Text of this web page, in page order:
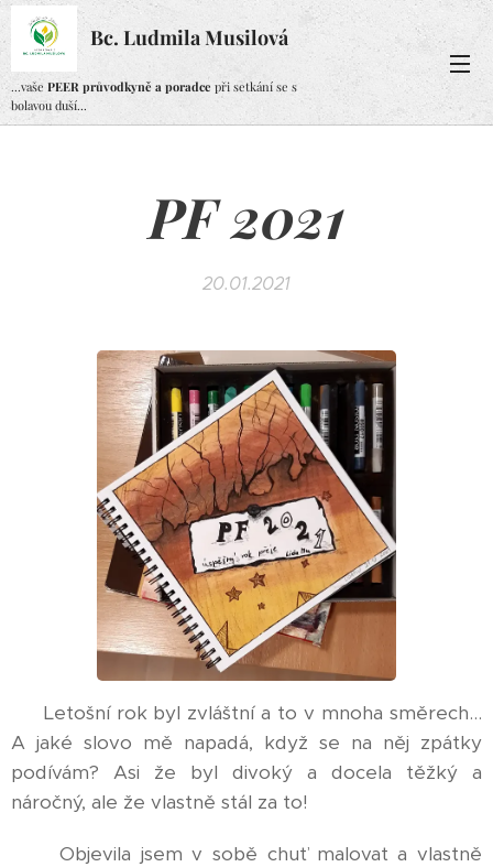
Bc. Ludmila Musilová
...vaše PEER průvodkyně a poradce při setkání se s
bolavou duší...
PF 2021
20.01.2021
Letošní rok byl zvláštní a to v mnoha směrech...
A jaké slovo mě napadá, když se na něj zpátky
podívám? Asi že byl divoký a docela těžký a
náročný, ale že vlastně stál za to!
Objevila jsem v sobě chuť malovat a vlastně